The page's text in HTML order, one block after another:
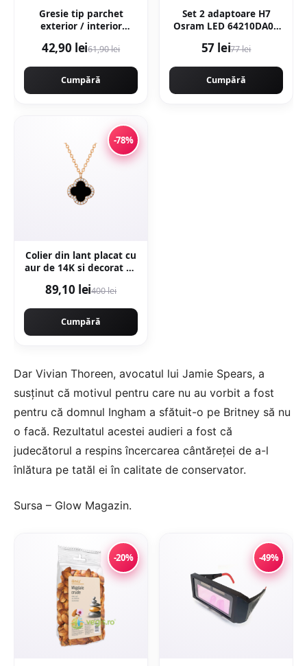
Gresie tip parchet
exterior / interior
cm mata portelanata42,90 lei61,90 lei
Cumpără
Set 2 adaptoare H7
Osram LED 64210DA05
57 lei77 lei
Cumpără
-78%
Colier din lant placat cu
aur de 14K si decorat cu
89,10 lei400 lei
Cumpără
Dar Vivian Thoreen, avocatul lui Jamie Spears, a
susținut că motivul pentru care nu au vorbit a fost
pentru că domnul Ingham a sfătuit-o pe Britney să nu
o facă. Rezultatul acestei audieri a fost că
judecătorul a respins încercarea cântăreței de a-l
înlătura pe tatăl ei în calitate de conservator.
Sursa – Glow Magazin.
-20% -49%